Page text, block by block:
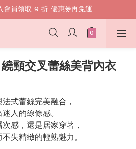
會員領取 9 折 優惠券再免運
會員領取 9 折 優惠券再免運
好友，現領 $100 購物金！
會員領取 9 折 優惠券再免運
繞頸交叉蕾絲美背內衣
式蕾絲完美融合，
人的線條感。
感，還是居家穿著，
失精緻的輕熟魅力。